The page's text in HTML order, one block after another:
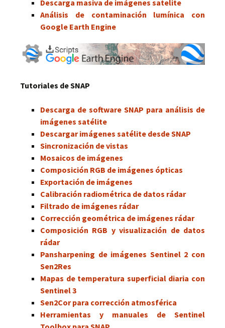
Descarga masiva de imágenes satelite
Análisis de contaminación lumínica con
Google Earth Engine
Tutoriales de SNAP
Descarga de software SNAP para análisis de
imágenes satélite
Descargar imágenes satélite desde SNAP
Sincronización de vistas
Mosaicos de imágenes
Composición RGB de imágenes ópticas
Exportación de imágenes
Calibración radiométrica de datos rádar
Filtrado de imágenes rádar
Corrección geométrica de imágenes rádar
Composición RGB y visualización de datos
rádar
Pansharpening de imágenes Sentinel 2 con
Sen2Res
Mapas de temperatura superficial diaria con
Sentinel 3
Sen2Cor para corrección atmosférica
Herramientas y manuales de Sentinel